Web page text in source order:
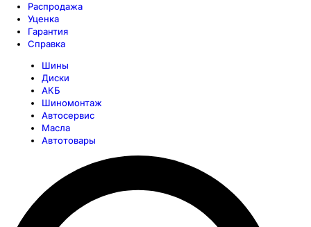
Распродажа
Уценка
Гарантия
Справка
Шины
Диски
АКБ
Шиномонтаж
Автосервис
Масла
Автотовары